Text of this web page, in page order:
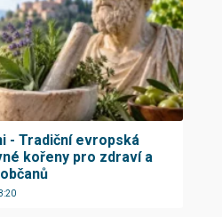
- Tradiční evropská
kořeny pro zdraví a